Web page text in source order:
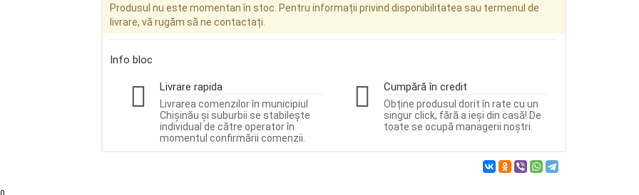
Produsul nu este momentan în stoc. Pentru informații privind disponibilitatea sau termenul de
livrare, vă rugăm să ne contactați.
Info bloc
Livrare rapida
Livrarea comenzilor în municipiul
Chișinău și suburbii se stabilește
individual de către operator în
momentul confirmării comenzii.
Cumpără în credit
Obține produsul dorit în rate cu un
singur click, fără a ieși din casă! De
toate se ocupă managerii noștri.
0